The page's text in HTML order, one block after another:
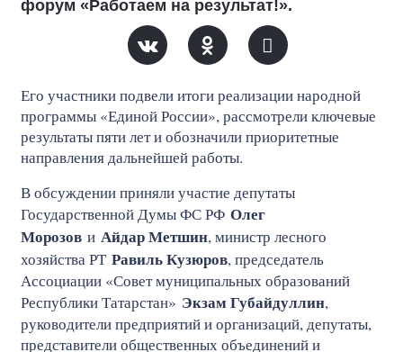
форум «Работаем на результат!».
Его участники подвели итоги реализации народной
программы «Единой России», рассмотрели ключевые
результаты пяти лет и обозначили приоритетные
направления дальнейшей работы.
В обсуждении приняли участие депутаты
Государственной Думы ФС РФ Олег
Морозов и Айдар Метшин, министр лесного
хозяйства РТ Равиль Кузюров, председатель
Ассоциации «Совет муниципальных образований
Республики Татарстан» Экзам Губайдуллин,
руководители предприятий и организаций, депутаты,
представители общественных объединений и